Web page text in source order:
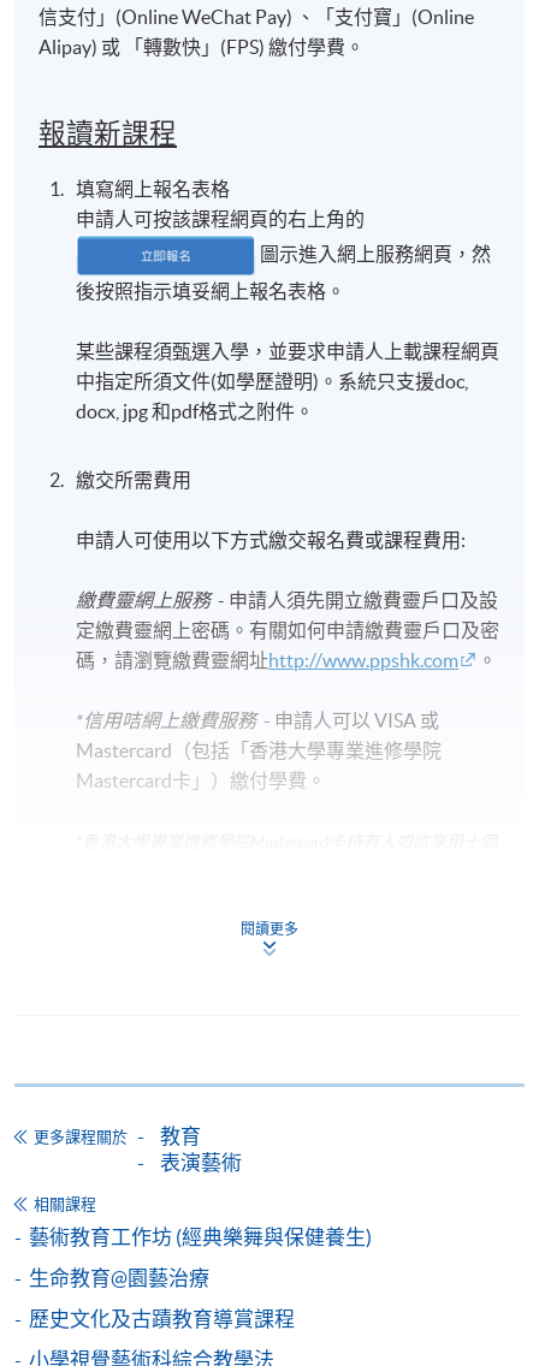
信支付」(Online WeChat Pay) 、「支付寶」(Online
Alipay) 或 「轉數快」(FPS) 繳付學費。
報讀新課程
填寫網上報名表格
申請人可按該課程網頁的右上角的
圖示進入網上服務網頁，然
後按照指示填妥網上報名表格。
某些課程須甄選入學，並要求申請人上載課程網頁
中指定所須文件(如學歷證明)。系統只支援doc,
docx, jpg 和pdf格式之附件。
繳交所需費用
申請人可使用以下方式繳交報名費或課程費用:
繳費靈網上服務- 申請人須先開立繳費靈戶口及設
定繳費靈網上密碼。有關如何申請繳費靈戶口及密
碼，請瀏覽繳費靈網址http://www.ppshk.com 。
*信用咭網上繳費服務- 申請人可以 VISA 或
Mastercard（包括「香港大學專業進修學院
Mastercard卡」）繳付學費。
如欲了解如何於網上報讀新課程及繳費，請瀏覽網上
報讀同一學歷頒授課程內其他單元
個別課程為須報讀同一學歷頒授課程及其他單元或繳
交下期學費的學員，提供網上服務，如學員就讀的課
網上支付可通過「繳費靈」(PPS) (不適用於手機)、
閱讀更多
更多課程關於
教育
表演藝術
相關課程
藝術教育工作坊 (經典樂舞與保健養生)
生命教育@園藝治療
歷史文化及古蹟教育導賞課程
小學視覺藝術科綜合教學法